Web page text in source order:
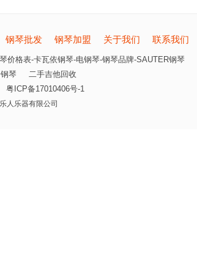
钢琴批发 钢琴加盟 关于我们 联系我们
价格表-卡瓦依钢琴-电钢琴-钢琴品牌-SAUTER钢琴
琴
二手吉他回收
粤ICP备17010406号-1
人乐器有限公司